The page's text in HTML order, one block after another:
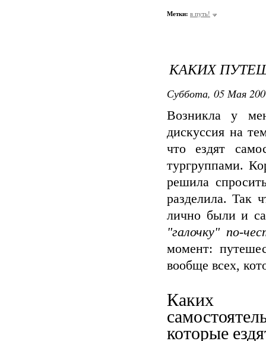
Метки: в путь!
КАКИХ
Суббота, 05 Мая
Возникла у
дискуссия на
что ездят
тургруппами.
решила
разделила. Так
лично были и
"галочку" по-
момент:
вообще всех,
Каких
которые